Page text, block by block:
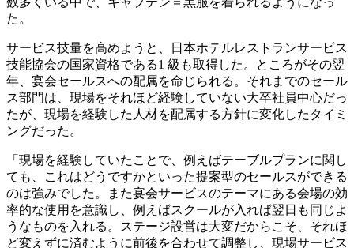
た。
サービス技量を高めようと、日本ホテルレストランサービス
技能協会の国家資格である1 級も取得した。ところがその翌
年、宴会セールスへの配属を命じられる。それまでのセール
ス部門は、現場をそれほど経験していない大卒社員中心だっ
たが、現場を経験した人材を配属する方針に変化したタイミ
ングだった。
「現場を経験していたことで、例えばテーブルプランに関し
ても、これはどうですかといった提案型のセールスができる
のは強みでした。また宴会サービスのテーマにある会場の効
率的な使用を意識し、例えばスクールが入れば翌日も同じよ
うなものを入れる。ステージ設営は大変だからこそ、それほ
ど変えずに済むように前後を合わせて調整し、現場サービス